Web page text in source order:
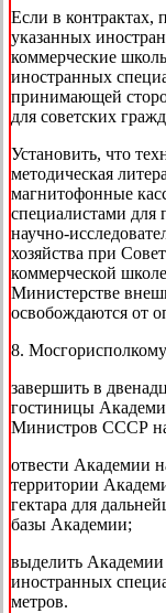
Если в
указанных
коммерческие
иностранных
принимающей
для советских
Установить, что
методическая
магнитофонные
специалистами для
научно-
хозяйства при
коммерческой
Министерстве
освобождаются от
8.
завершить в
гостиницы
Министров СССР
отвести Академии
территории
гектара для
базы Академии;
выделить Академии
иностранных
метров.